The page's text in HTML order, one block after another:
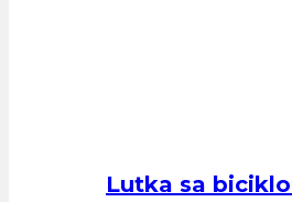
Lutka sa